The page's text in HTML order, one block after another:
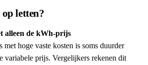
letten?
alleen de kWh-prijs
hoge vaste kosten is soms duurder
variabele prijs. Vergelijkers rekenen dit